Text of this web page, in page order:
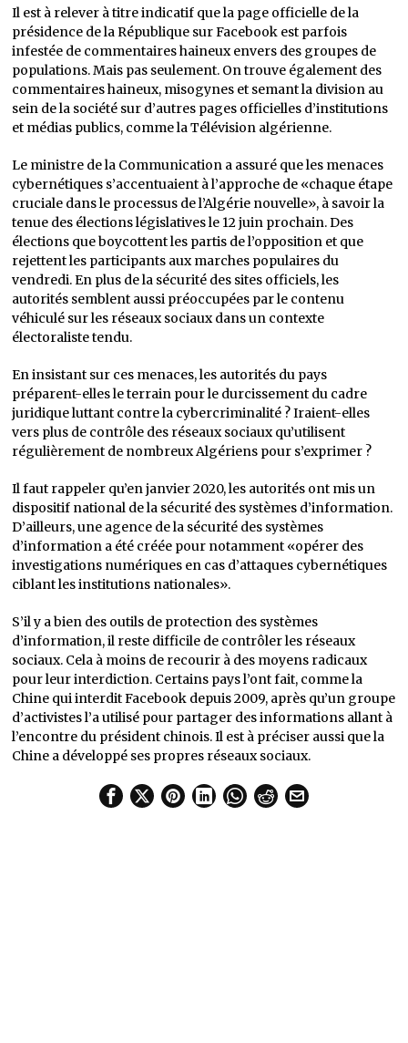
Il est à relever à titre indicatif que la page officielle de la
présidence de la République sur Facebook est parfois
infestée de commentaires haineux envers des groupes de
populations. Mais pas seulement. On trouve également des
commentaires haineux, misogynes et semant la division au
sein de la société sur d’autres pages officielles d’institutions
et médias publics, comme la Télévision algérienne.
Le ministre de la Communication a assuré que les menaces
cybernétiques s’accentuaient à l’approche de «chaque étape
cruciale dans le processus de l’Algérie nouvelle», à savoir la
tenue des élections législatives le 12 juin prochain. Des
élections que boycottent les partis de l’opposition et que
rejettent les participants aux marches populaires du
vendredi. En plus de la sécurité des sites officiels, les
autorités semblent aussi préoccupées par le contenu
véhiculé sur les réseaux sociaux dans un contexte
électoraliste tendu.
En insistant sur ces menaces, les autorités du pays
préparent-elles le terrain pour le durcissement du cadre
juridique luttant contre la cybercriminalité ? Iraient-elles
vers plus de contrôle des réseaux sociaux qu’utilisent
régulièrement de nombreux Algériens pour s’exprimer ?
Il faut rappeler qu’en janvier 2020, les autorités ont mis un
dispositif national de la sécurité des systèmes d’information.
D’ailleurs, une agence de la sécurité des systèmes
d’information a été créée pour notamment «opérer des
investigations numériques en cas d’attaques cybernétiques
ciblant les institutions nationales».
S’il y a bien des outils de protection des systèmes
d’information, il reste difficile de contrôler les réseaux
sociaux. Cela à moins de recourir à des moyens radicaux
pour leur interdiction. Certains pays l’ont fait, comme la
Chine qui interdit Facebook depuis 2009, après qu’un groupe
d’activistes l’a utilisé pour partager des informations allant à
l’encontre du président chinois. Il est à préciser aussi que la
Chine a développé ses propres réseaux sociaux.